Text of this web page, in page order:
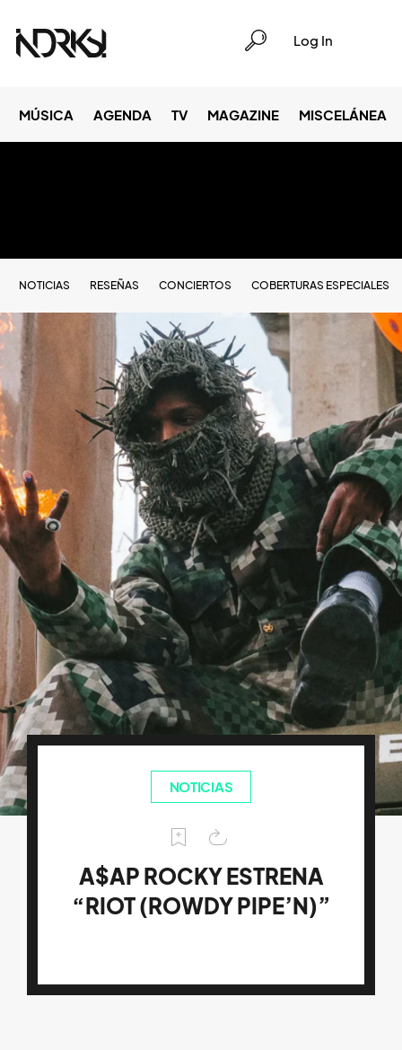
Log In
MÚSICA AGENDA TV MAGAZINE MISCELÁNEA
NOTICIAS RESEÑAS CONCIERTOS COBERTURAS ESPECIALES
NOTICIAS
A$AP ROCKY ESTRENA
“RIOT (ROWDY PIPE’N)”